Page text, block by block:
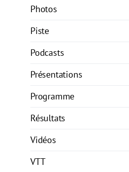
Photos
Piste
Podcasts
Présentations
Programme
Résultats
Vidéos
VTT